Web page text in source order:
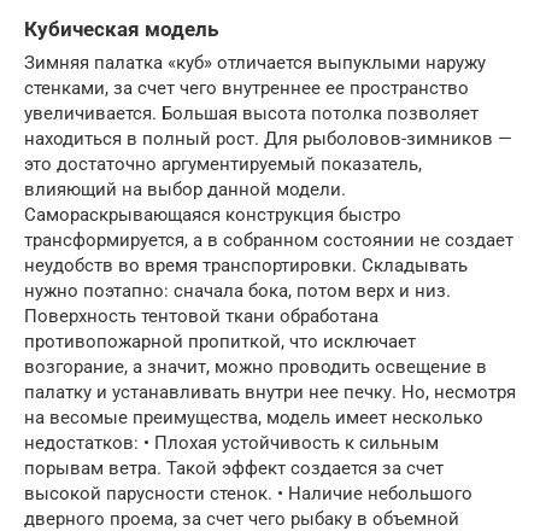
Кубическая модель
Зимняя палатка «куб» отличается выпуклыми наружу
стенками, за счет чего внутреннее ее пространство
увеличивается. Большая высота потолка позволяет
находиться в полный рост. Для рыболовов-зимников —
это достаточно аргументируемый показатель,
влияющий на выбор данной модели.
Самораскрывающаяся конструкция быстро
трансформируется, а в собранном состоянии не создает
неудобств во время транспортировки. Складывать
нужно поэтапно: сначала бока, потом верх и низ.
Поверхность тентовой ткани обработана
противопожарной пропиткой, что исключает
возгорание, а значит, можно проводить освещение в
палатку и устанавливать внутри нее печку. Но, несмотря
на весомые преимущества, модель имеет несколько
недостатков: • Плохая устойчивость к сильным
порывам ветра. Такой эффект создается за счет
высокой парусности стенок. • Наличие небольшого
дверного проема, за счет чего рыбаку в объемной